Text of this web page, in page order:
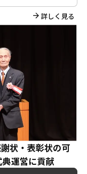
詳しく見る
状・表彰状の可
運営に貢献